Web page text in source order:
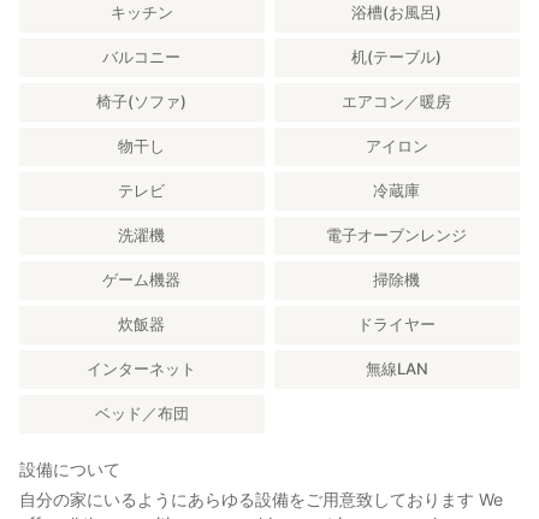
キッチン 浴槽(お風呂)
バルコニー 机(テーブル)
椅子(ソファ) エアコン／暖房
物干し アイロン
テレビ 冷蔵庫
洗濯機 電子オーブンレンジ
ゲーム機器 掃除機
炊飯器 ドライヤー
インターネット 無線LAN
ベッド／布団
設備について
自分の家にいるようにあらゆる設備をご用意致しております We